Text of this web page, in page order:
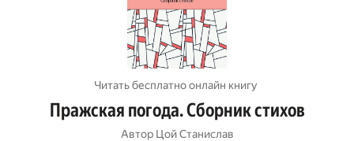
Читать бесплатно онлайн книгу
Пражская погода. Сборник стихов
Автор Цой Станислав